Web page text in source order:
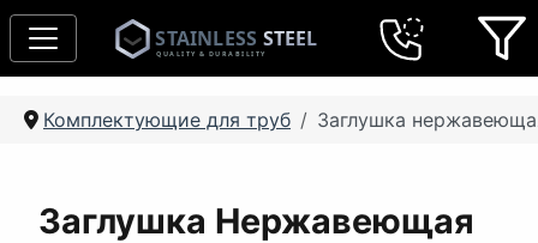
Комплектующие для труб Заглушка
Заглушка Нержавеющая